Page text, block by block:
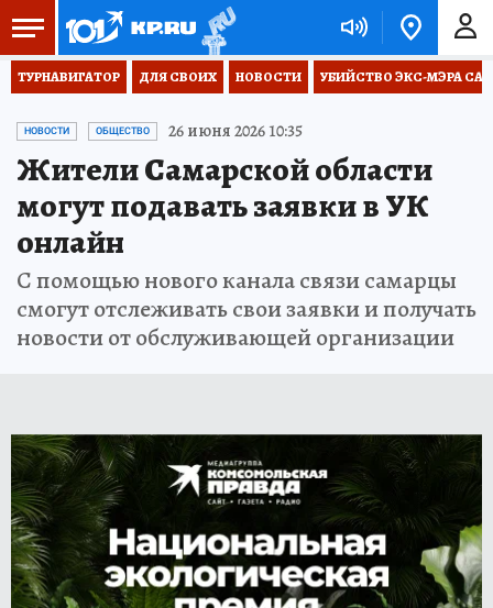
ТУРНАВИГАТОР ДЛЯ СВОИХ НОВОСТИ УБИЙСТВО ЭКС-МЭРА
НОВОСТИ ОБЩЕСТВО 26 июня 2026 10:35
Жители Самарской области
могут подавать заявки в УК
онлайн
С помощью нового канала связи самарцы
смогут отслеживать свои заявки и получать
новости от обслуживающей организации